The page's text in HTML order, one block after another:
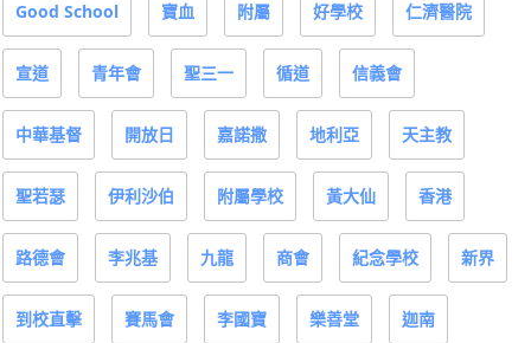
Good School 寶血 附屬 好學校 仁濟醫院
宣道 青年會 聖三一 循道 信義會
中華基督 開放日 嘉諾撒 地利亞 天主教
聖若瑟 伊利沙伯 附屬學校 黃大仙 香港
路德會 李兆基 九龍 商會 紀念學校 新界
到校直擊 賽馬會 李國寶 樂善堂 迦南